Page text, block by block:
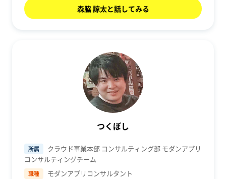
森脇 諒太と話してみる
つくぼし
所属
クラウド事業本部 コンサルティング部 モダンアプリ
コンサルティングチーム
職種 モダンアプリコンサルタント